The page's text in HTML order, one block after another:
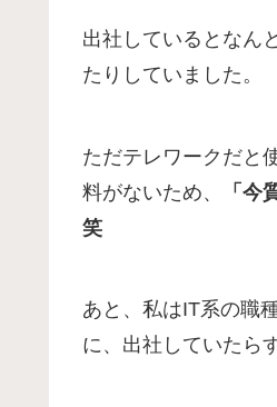
出社しているとなん
たりしていました。
ただテレワークだと
料がないため、
「
笑
あと、私はIT系の職
に、出社していたら